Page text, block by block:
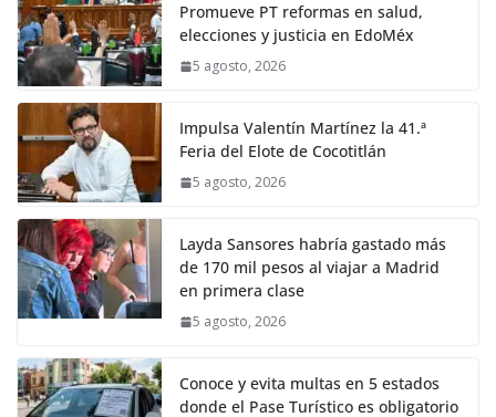
Promueve PT reformas en salud,
elecciones y justicia en EdoMéx
5 agosto, 2026
Impulsa Valentín Martínez la 41.ª
Feria del Elote de Cocotitlán
5 agosto, 2026
Layda Sansores habría gastado más
de 170 mil pesos al viajar a Madrid
en primera clase
5 agosto, 2026
Conoce y evita multas en 5 estados
donde el Pase Turístico es obligatorio